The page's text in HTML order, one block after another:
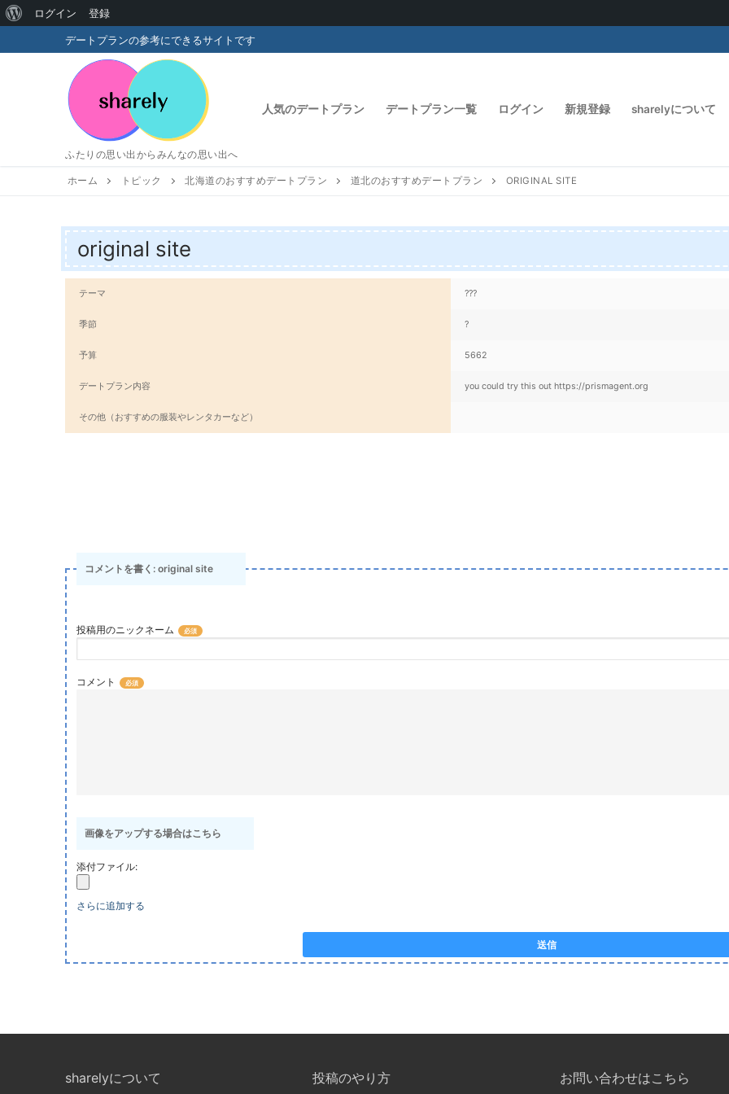
WordPress
ログイン 登録
ン
デートプランの参考にできるサイトです
ふたりの思い出からみんなの思い出へ
人気のデートプラン デートプラン一覧 ログイン 新規登録 sharelyについて
ホーム トピック 北海道のおすすめデートプラン 道北のおすすめデートプラン ORIGINAL SITE
original site
テーマ ???
季節 ?
予算 5662
デートプラン内容 you could try this out https://prismagent.org
その他（おすすめの服装やレンタカーなど）
コメントを書く: original site
投稿用のニックネーム
コメント
画像をアップする場合はこちら
添付ファイル:
さらに追加する
送信
sharelyについて 投稿のやり方 お問い合わせはこちら